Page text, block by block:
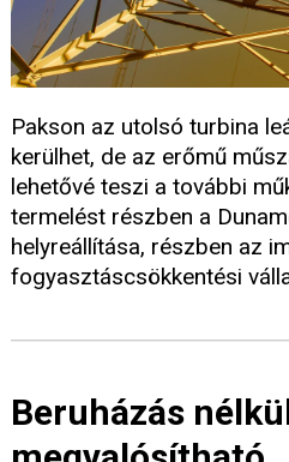
Pakson az utolsó turbina
kerülhet, de az erőmű
lehetővé teszi a további
termelést részben a
helyreállítása, részben az
fogyasztáscsökkentési
Beruházás